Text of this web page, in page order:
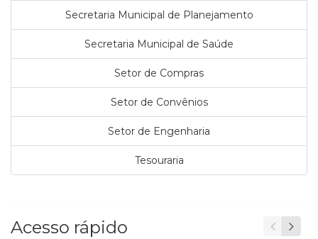
Secretaria Municipal de Planejamento
Secretaria Municipal de Saúde
Setor de Compras
Setor de Convênios
Setor de Engenharia
Tesouraria
Acesso rápido